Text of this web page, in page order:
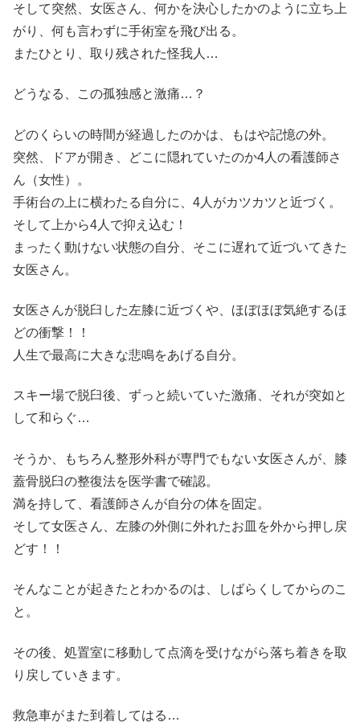
そして突然、女医さん、何かを決心したかのように立ち上
がり、何も言わずに手術室を飛び出る。
またひとり、取り残された怪我人…
どうなる、この孤独感と激痛…？
どのくらいの時間が経過したのかは、もはや記憶の外。
突然、ドアが開き、どこに隠れていたのか4人の看護師さ
ん（女性）。
手術台の上に横わたる自分に、4人がカツカツと近づく。
そして上から4人で抑え込む！
まったく動けない状態の自分、そこに遅れて近づいてきた
女医さん。
女医さんが脱臼した左膝に近づくや、ほぼほぼ気絶するほ
どの衝撃！！
人生で最高に大きな悲鳴をあげる自分。
スキー場で脱臼後、ずっと続いていた激痛、それが突如と
して和らぐ…
そうか、もちろん整形外科が専門でもない女医さんが、膝
蓋骨脱臼の整復法を医学書で確認。
満を持して、看護師さんが自分の体を固定。
そして女医さん、左膝の外側に外れたお皿を外から押し戻
どす！！
そんなことが起きたとわかるのは、しばらくしてからのこ
と。
その後、処置室に移動して点滴を受けながら落ち着きを取
り戻していきます。
救急車がまた到着してはる…